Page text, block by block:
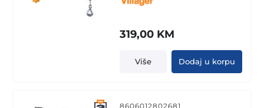
319,00 KM
Više Dodaj u korpu
8606012802681